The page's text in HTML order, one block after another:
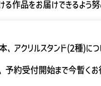
作品をお届けできるよう努
本、アクリルスタンド(2種
約受付開始まで今暫くお